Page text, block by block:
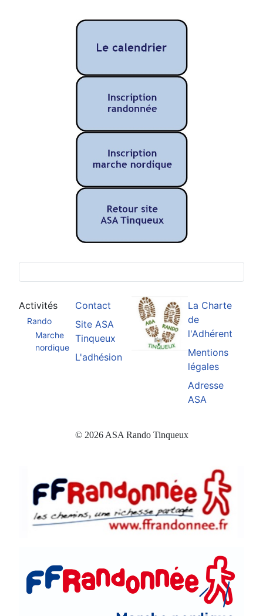
Activités
Rando
Marche
nordique
Contact
Site ASA
Tinqueux
L'adhésion
La Charte
de
l'Adhérent
Mentions
légales
Adresse
ASA
© 2026 ASA Rando Tinqueux